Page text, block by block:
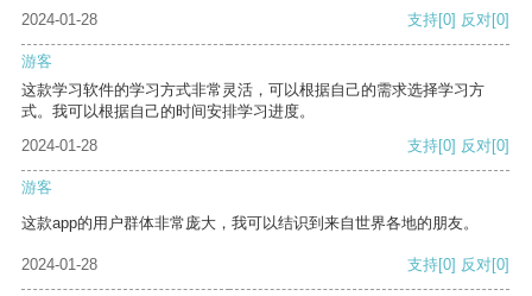
2024-01-28 支持[0] 反对[0]
游客
这款学习软件的学习方式非常灵活，可以根据自己的需求选择学习方
式。我可以根据自己的时间安排学习进度。
2024-01-28
支持[0] 反对[0]
游客
这款app的用户群体非常庞大，我可以结识到来自世界各地的朋友。
2024-01-28 支持[0] 反对[0]